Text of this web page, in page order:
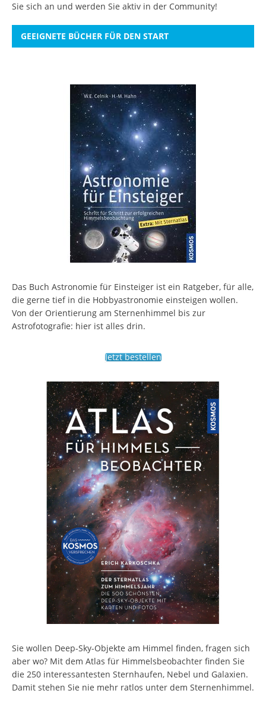
Sie sich an und werden Sie aktiv in der Community!
GEEIGNETE BÜCHER FÜR DEN START
Das Buch Astronomie für Einsteiger ist ein Ratgeber, für alle,
die gerne tief in die Hobbyastronomie einsteigen wollen.
Von der Orientierung am Sternenhimmel bis zur
Astrofotografie: hier ist alles drin.
Jetzt bestellen
Sie wollen Deep-Sky-Objekte am Himmel finden, fragen sich
aber wo? Mit dem Atlas für Himmelsbeobachter finden Sie
die 250 interessantesten Sternhaufen, Nebel und Galaxien.
Damit stehen Sie nie mehr ratlos unter dem Sternenhimmel.